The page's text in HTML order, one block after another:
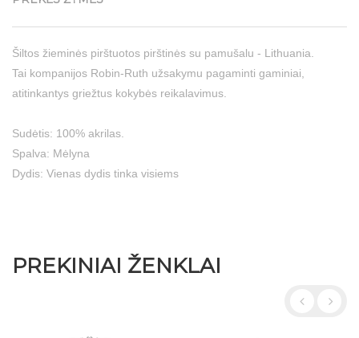
Šiltos žieminės pirštuotos pirštinės su pamušalu - Lithuania.
Tai kompanijos Robin-Ruth užsakymu pagaminti gaminiai,
atitinkantys griežtus kokybės reikalavimus.
Sudėtis: 100% akrilas.
Spalva: Mėlyna
Dydis: Vienas dydis tinka visiems
PREKINIAI ŽENKLAI